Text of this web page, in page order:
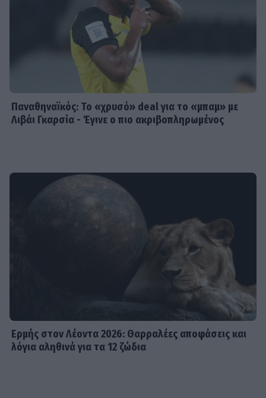
Παναθηναϊκός: Το «χρυσό» deal για το «μπαμ» με
Λιβάι Γκαρσία - Έγινε ο πιο ακριβοπληρωμένος
Ερμής στον Λέοντα 2026: Θαρραλέες αποφάσεις και
λόγια αληθινά για τα 12 ζώδια